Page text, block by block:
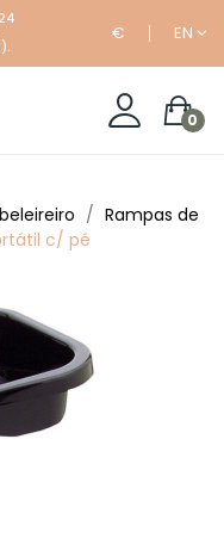
€ EN
0
Rampas de
c/ pé